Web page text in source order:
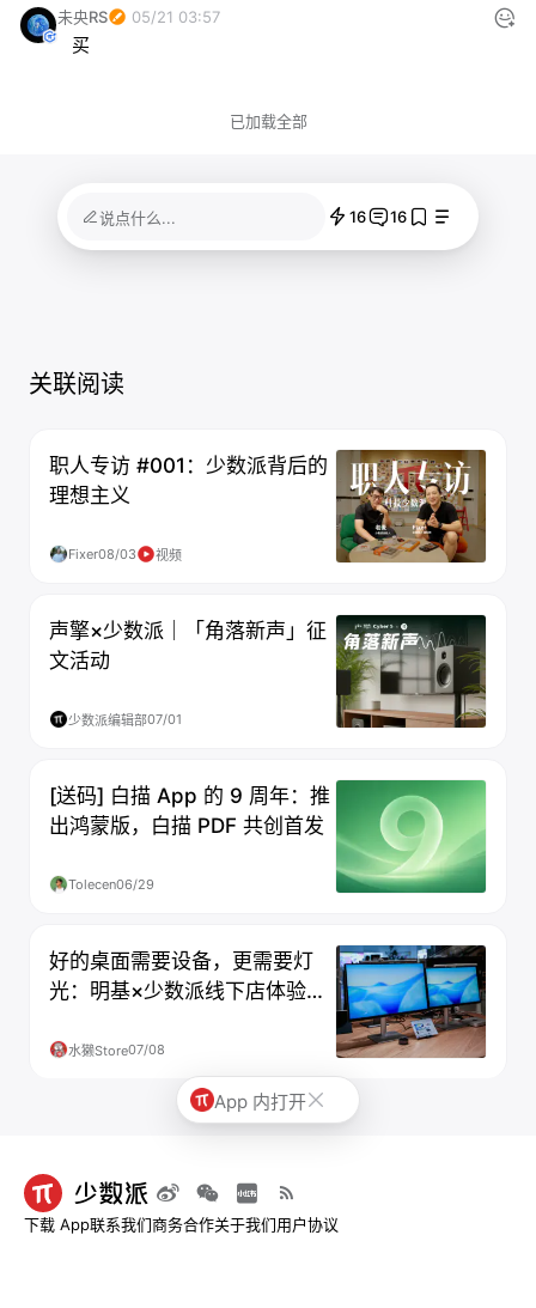
未央RS 05/21 03:57
买
已加载全部
说点什么... 16 16
关联阅读
职人专访 #001：少数派背后的
理想主义
Fixer08/03 视频
声擎×少数派｜「角落新声」征
文活动
少数派编辑部07/01
[送码] 白描 App 的 9 周年：推
出鸿蒙版，白描 PDF 共创首发
Tolecen06/29
好的桌面需要设备，更需要灯
光：明基×少数派线下店体验空
水獭Store07/08
App 内打开
下载 App联系我们商务合作关于我们用户协议